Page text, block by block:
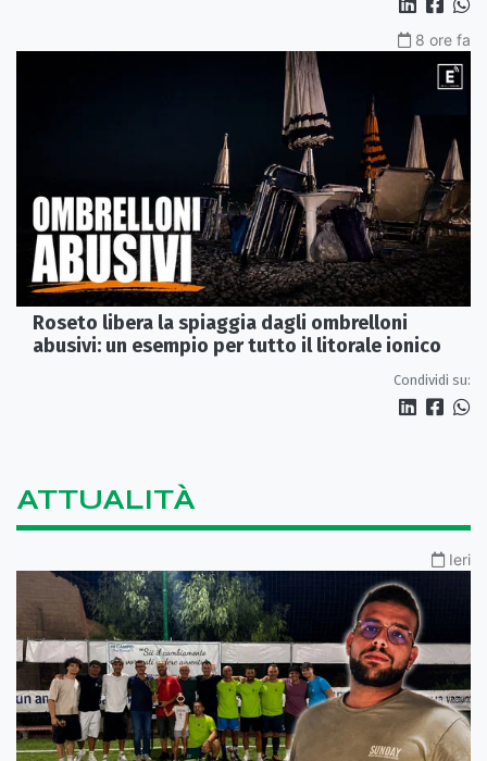
8 ore fa
Roseto libera la spiaggia dagli ombrelloni
abusivi: un esempio per tutto il litorale ionico
Condividi su:
ATTUALITÀ
Ieri